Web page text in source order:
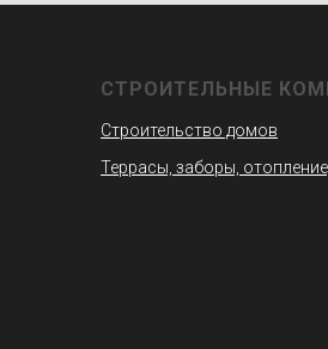
СТРОИТЕЛЬНЫЕ
Строительство домов
Террасы, заборы,